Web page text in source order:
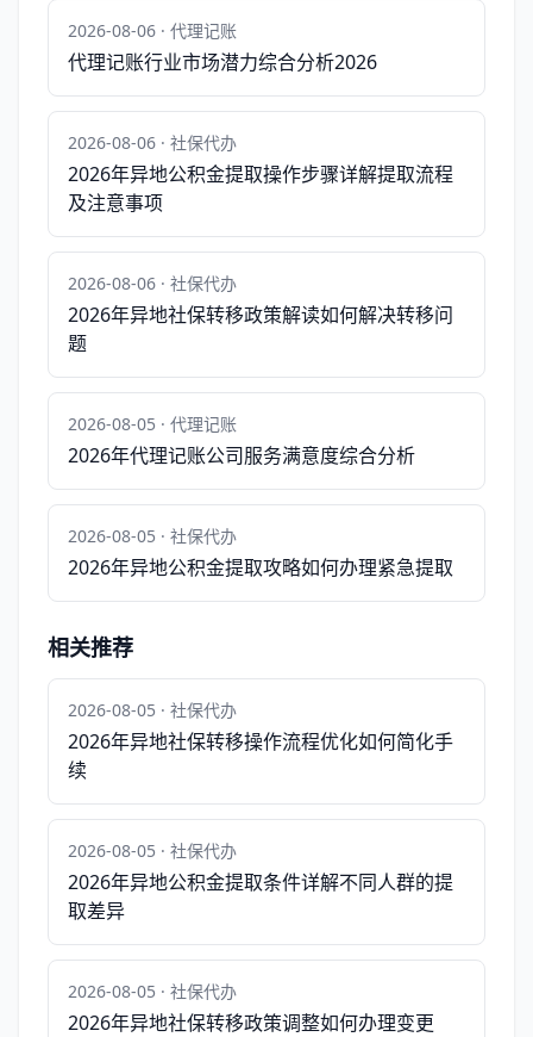
2026-08-06 · 代理记账
代理记账行业市场潜力综合分析2026
2026-08-06 · 社保代办
2026年异地公积金提取操作步骤详解提取流程
及注意事项
2026-08-06 · 社保代办
2026年异地社保转移政策解读如何解决转移问
题
2026-08-05 · 代理记账
2026年代理记账公司服务满意度综合分析
2026-08-05 · 社保代办
2026年异地公积金提取攻略如何办理紧急提取
相关推荐
2026-08-05 · 社保代办
2026年异地社保转移操作流程优化如何简化手
续
2026-08-05 · 社保代办
2026年异地公积金提取条件详解不同人群的提
取差异
2026-08-05 · 社保代办
2026年异地社保转移政策调整如何办理变更